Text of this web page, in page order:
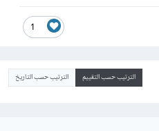
1
الترتيب حسب التقييم الترتيب حسب التاريخ